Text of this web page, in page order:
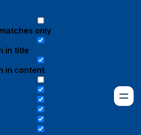
only
in title
in content